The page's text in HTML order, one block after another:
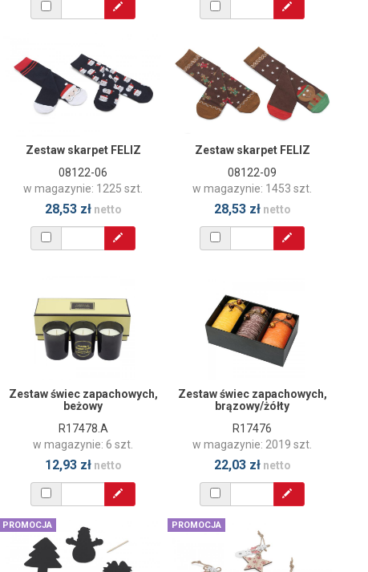
Zestaw skarpet FELIZ
08122-06
w magazynie: 1225 szt.
28,53 złnetto
Zestaw skarpet FELIZ
08122-09
w magazynie: 1453 szt.
28,53 złnetto
Zestaw świec zapachowych,
beżowy
R17478.A
w magazynie: 6 szt.
12,93 złnetto
Zestaw świec zapachowych,
brązowy/żółty
R17476
w magazynie: 2019 szt.
22,03 złnetto
PROMOCJA PROMOCJA